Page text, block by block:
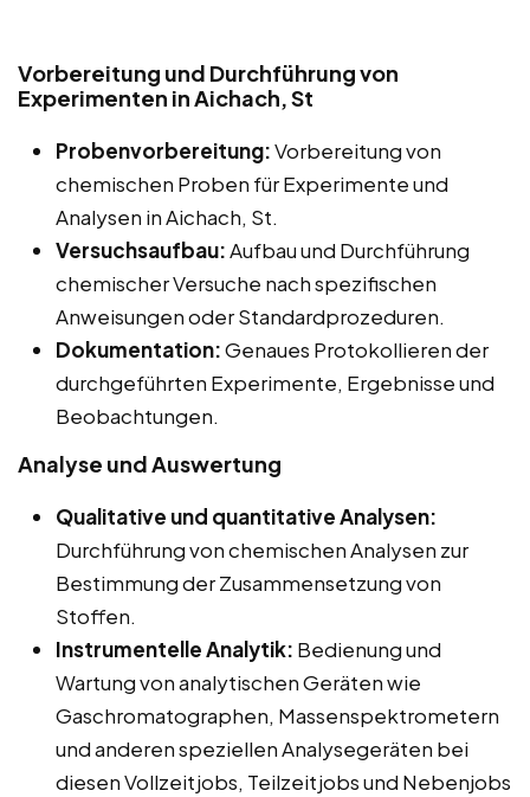
Vorbereitung und Durchführung von
Experimenten in Aichach, St
Probenvorbereitung:Vorbereitung von
chemischen Proben für Experimente und
Analysen in Aichach, St.
Versuchsaufbau:Aufbau und Durchführung
chemischer Versuche nach spezifischen
Anweisungen oder Standardprozeduren.
Dokumentation:Genaues Protokollieren der
durchgeführten Experimente, Ergebnisse und
Beobachtungen.
Analyse und Auswertung
Qualitative und quantitative Analysen:
Durchführung von chemischen Analysen zur
Bestimmung der Zusammensetzung von
Stoffen.
Instrumentelle Analytik: Bedienung und
Wartung von analytischen Geräten wie
Gaschromatographen, Massenspektrometern
und anderen speziellen Analysegeräten bei
diesen Vollzeitjobs, Teilzeitjobs und Nebenjobs